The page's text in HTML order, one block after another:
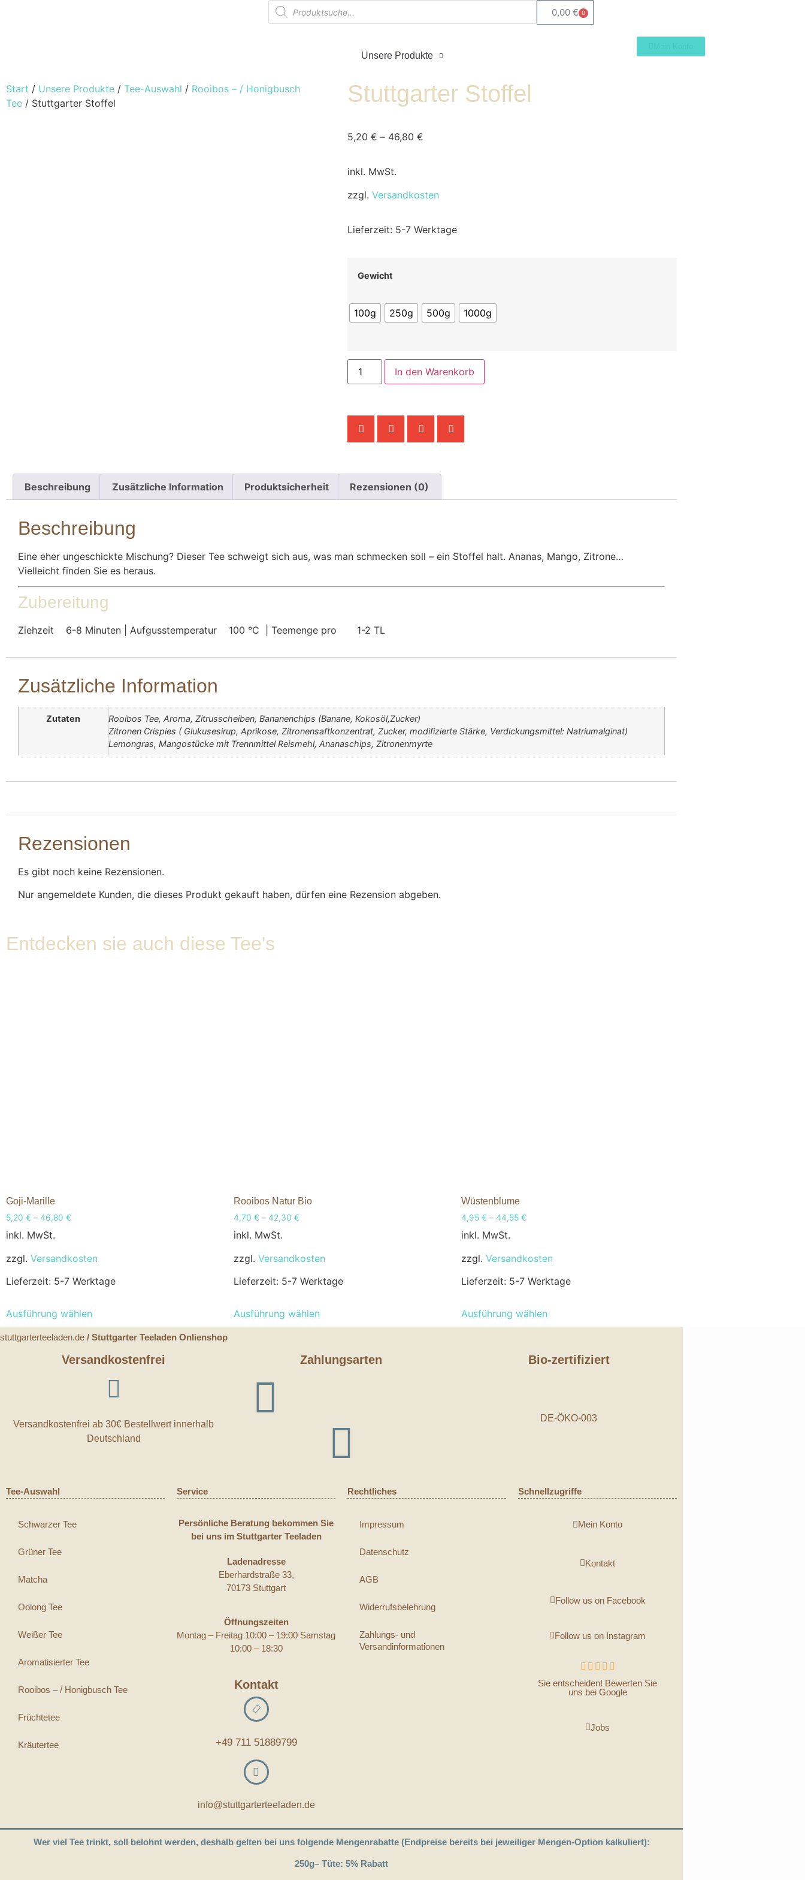
Unsere Produkte
0,00 € 0
Start / Unsere Produkte / Tee-Auswahl / Rooibos – / Honigbusch
Tee / Stuttgarter Stoffel Stuttgarter Stoffel
5,20 € – 46,80 €
inkl. MwSt.
zzgl. Versandkosten
Lieferzeit: 5-7 Werktage
Gewicht
100g 250g 500g 1000g
In den Warenkorb
Beschreibung Zusätzliche Information Produktsicherheit Rezensionen (0)
Beschreibung
Eine eher ungeschickte Mischung? Dieser Tee schweigt sich aus, was man schmecken soll – ein Stoffel halt. Ananas, Mango, Zitrone…
Vielleicht finden Sie es heraus.
Zubereitung
Ziehzeit 6-8 Minuten | Aufgusstemperatur 100 °C | Teemenge pro 1-2 TL
Zusätzliche Information
Zutaten
Rooibos Tee, Aroma, Zitrusscheiben, Bananenchips (Banane, Kokosöl,Zucker)
Zitronen Crispies ( Glukusesirup, Aprikose, Zitronensaftkonzentrat, Zucker, modifizierte Stärke, Verdickungsmittel: Natriumalginat)
Lemongras, Mangostücke mit Trennmittel Reismehl, Ananaschips, Zitronenmyrte
Rezensionen
Es gibt noch keine Rezensionen.
Nur angemeldete Kunden, die dieses Produkt gekauft haben, dürfen eine Rezension abgeben.
Entdecken sie auch diese Tee's
Goji-Marille
5,20 € – 46,80 €
inkl. MwSt.
zzgl. Versandkosten
Lieferzeit: 5-7 Werktage
Ausführung wählen
Rooibos Natur Bio
4,70 € – 42,30 €
inkl. MwSt.
zzgl. Versandkosten
Lieferzeit: 5-7 Werktage
Ausführung wählen
Wüstenblume
4,95 € – 44,55 €
inkl. MwSt.
zzgl. Versandkosten
Lieferzeit: 5-7 Werktage
Ausführung wählen
stuttgarterteeladen.de / Stuttgarter Teeladen Onlienshop
Versandkostenfrei
Versandkostenfrei ab 30€ Bestellwert innerhalb
Deutschland
Zahlungsarten Bio-zertifiziert
DE-ÖKO-003
Tee-Auswahl
Schwarzer Tee
Grüner Tee
Matcha
Oolong Tee
Weißer Tee
Aromatisierter Tee
Rooibos – / Honigbusch Tee
Früchtetee
Kräutertee
Service
Persönliche Beratung bekommen Sie
bei uns im Stuttgarter Teeladen
Ladenadresse
Eberhardstraße 33,
70173 Stuttgart
Öffnungszeiten
Montag – Freitag 10:00 – 19:00 Samstag
10:00 – 18:30
Kontakt
+49 711 51889799
info@stuttgarterteeladen.de
Rechtliches
Impressum
Datenschutz
AGB
Widerrufsbelehrung
Zahlungs- und
Versandinformationen
Schnellzugriffe
Mein Konto
Kontakt
Follow us on Facebook
Follow us on Instagram
    
Sie entscheiden! Bewerten Sie
uns bei Google
Jobs
Wer viel Tee trinkt, soll belohnt werden, deshalb gelten bei uns folgende Mengenrabatte (Endpreise bereits bei jeweiliger Mengen-Option kalkuliert):
250g– Tüte: 5% Rabatt